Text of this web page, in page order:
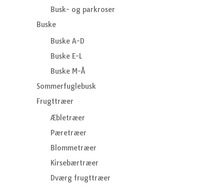
Busk- og parkroser
Buske
Buske A-D
Buske E-L
Buske M-Å
Sommerfuglebusk
Frugttræer
Æbletræer
Pæretræer
Blommetræer
Kirsebærtræer
Dværg frugttræer